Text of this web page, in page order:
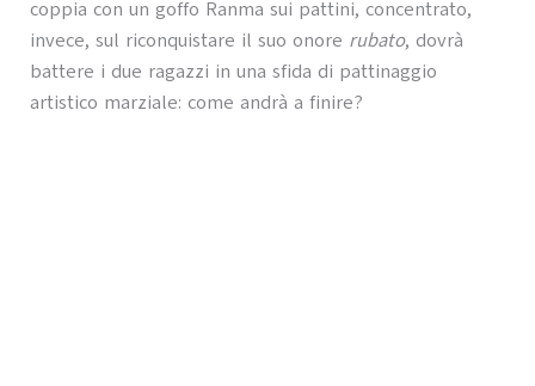
coppia con un goffo Ranma sui pattini, concentrato,
invece, sul riconquistare il suo onore rubato, dovrà
battere i due ragazzi in una sfida di pattinaggio
artistico marziale: come andrà a finire?